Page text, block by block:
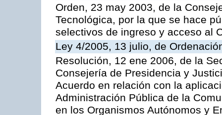
Orden, 23 may 2003, de la
Tecnológica, por la que se hace
selectivos de ingreso y acceso al
Ley 4/2005, 13 julio, de
Resolución, 12 ene 2006, de la
Consejería de Presidencia y
Acuerdo en relación con la
Administración Pública de la
en los Organismos Autónomos y